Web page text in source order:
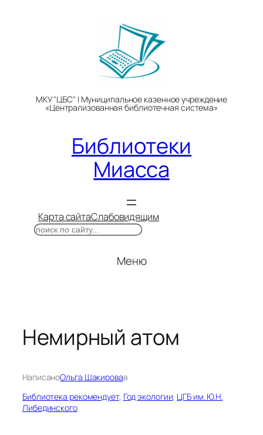
МКУ "ЦБС" | Муниципальное казенное учреждение
«Централизованная библиотечная система»
Библиотеки
Миасса
Карта сайтаСлабовидящим
Поиск
Меню
Немирный атом
НаписаноОльга Шакировав
Библиотека рекомендует, Год экологии, ЦГБ им. Ю.Н.
Либединского